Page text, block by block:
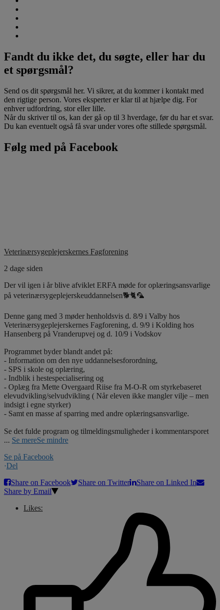
Fandt du ikke det, du søgte, eller har du
et spørgsmål?
Send os dit spørgsmål her. Vi sikrer, at du kommer i kontakt med
den rigtige person. Vores eksperter er klar til at hjælpe dig. For
enhver udfordring, stor eller lille.
Når du skriver til os, kan der gå op til 3 hverdage, før du har et svar.
Du kan eventuelt også få svar under vores ofte stillede spørgsmål.
Følg med på Facebook
Veterinærsygeplejerskernes Fagforening
2 dage siden
Der vil igen i år blive afviklet ERFA møde for oplæringsansvarlige
på veterinærsygeplejerskeuddannelsen🐕🐈🦜
Denne gang med 3 møder henholdsvis d. 8/9 i Valby hos
Veterinærsygeplejerskernes Fagforening, d. 9/9 i Kolding hos
Hansenberg på Vranderupvej og d. 10/9 i Vodskov
Programmet byder blandt andet på:
- Information om den nye uddannelsesforordning,
- SPS i skole og oplæring,
- Indblik i hestespecialisering og
- Oplæg fra Mette Overgaard Riise fra M-O-R om styrkebaseret
elevudvikling/selvudvikling ( Når eleven ikke mangler vilje – men
indsigt i egne styrker)
- Samt en masse af sparring med andre oplæringsansvarlige.
Se det fulde program og tilmeldingsmuligheder i kommentarsporet
... Se mereSe mindre
Se på Facebook
·Del
Share on Facebook
Share on Twitter
Share on Linked In
Share by Email
Likes: